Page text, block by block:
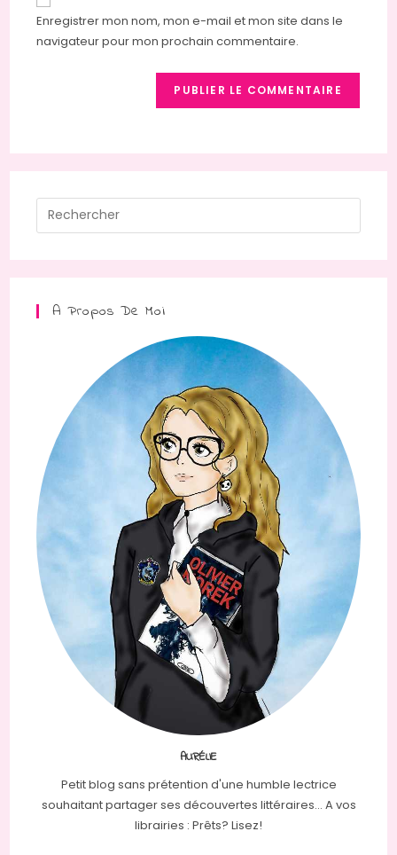
comment
votre
site
Enregistrer mon nom, mon e-mail et mon site dans le
navigateur pour mon prochain commentaire.
A Propos De Moi
AURÉLIE
Petit blog sans prétention d'une humble lectrice
souhaitant partager ses découvertes littéraires... A vos
librairies : Prêts? Lisez!